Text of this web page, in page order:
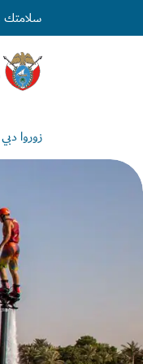
سلامتك
زوروا دبي